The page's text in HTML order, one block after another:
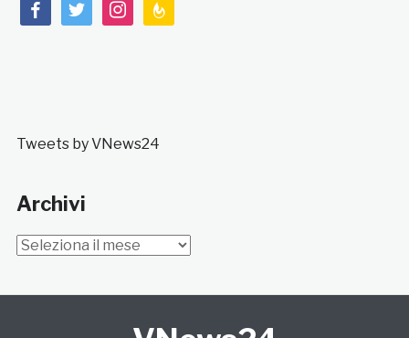
facebooktwitterinstagramfeedburner
Tweets by VNews24
Archivi
Archivi